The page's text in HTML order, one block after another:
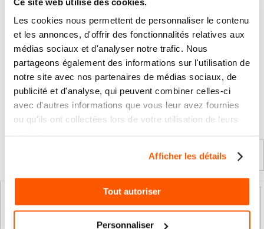
Les cookies nous permettent de personnaliser le contenu
et les annonces, d'offrir des fonctionnalités relatives aux
médias sociaux et d'analyser notre trafic. Nous
partageons également des informations sur l'utilisation de
notre site avec nos partenaires de médias sociaux, de
publicité et d'analyse, qui peuvent combiner celles-ci
avec d'autres informations que vous leur avez fournies
ou qu'ils ont collectées lors de votre utilisation de leurs
Afficher les détails
Tout autoriser
Personnaliser
Les avis clients
Il n'y a pas encore d'avis sur ce produit
Les questions / réponses
Pas encore de questions
Connectez vous pour poser votre question